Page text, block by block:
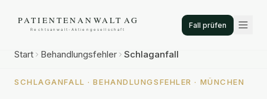
Fall prüfen
Start Behandlungsfehler Schlaganfall
SCHLAGANFALL · BEHANDLUNGSFEHLER · MÜNCHEN